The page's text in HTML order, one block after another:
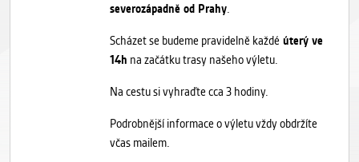
severozápadně od Prahy.
Scházet se budeme pravidelně každé úterý ve
14h na začátku trasy našeho výletu.
Na cestu si vyhraďte cca 3 hodiny.
Podrobnější informace o výletu vždy obdržíte
včas mailem.